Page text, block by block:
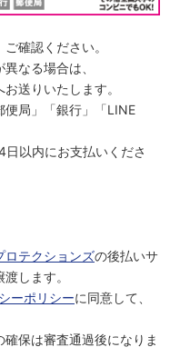
確認ください。
なる場合は、
送りいたします。
局」「銀行」「LINE
以内にお支払いくださ
ロテクションズの後払いサ
します。
ーポリシーに同意して、
保は審査通過後になりま